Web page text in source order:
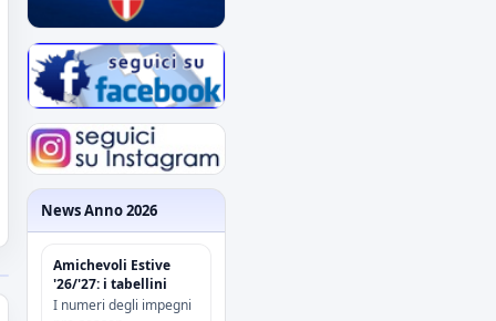
News Anno 2026
Amichevoli Estive
'26/'27: i tabellini
I numeri degli impegni